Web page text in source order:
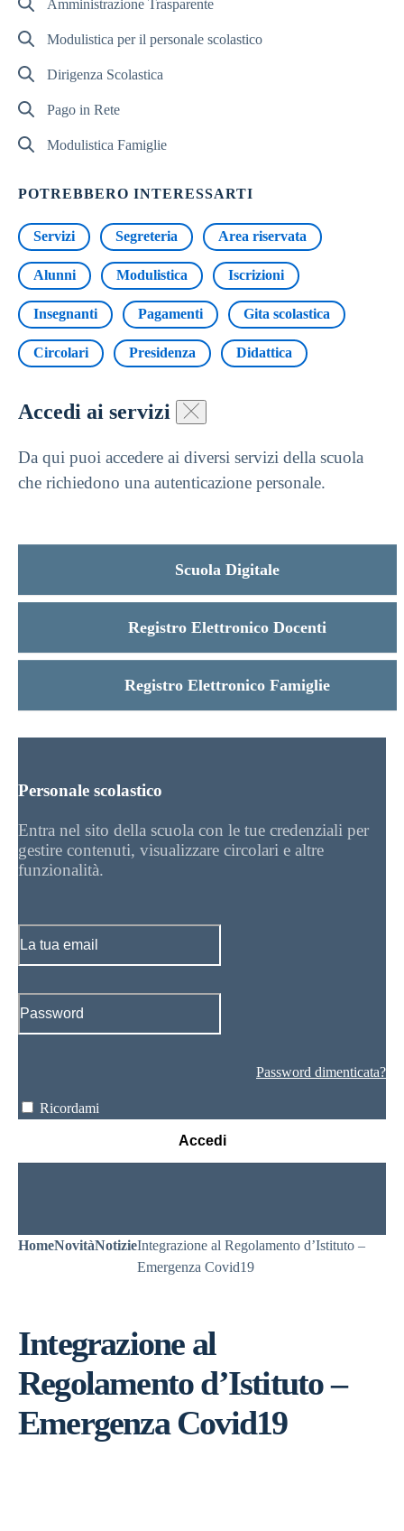
Amministrazione Trasparente
Modulistica per il personale scolastico
Dirigenza Scolastica
Pago in Rete
Modulistica Famiglie
POTREBBERO INTERESSARTI
Servizi Segreteria Area riservata
Alunni Modulistica Iscrizioni
Insegnanti Pagamenti Gita scolastica
Circolari Presidenza Didattica
Accedi ai servizi
Da qui puoi accedere ai diversi servizi della scuola
che richiedono una autenticazione personale.
Scuola Digitale
Registro Elettronico Docenti
Registro Elettronico Famiglie
Personale scolastico
Entra nel sito della scuola con le tue credenziali per
gestire contenuti, visualizzare circolari e altre
funzionalità.
Password dimenticata?
Ricordami
Accedi
HomeNovitàNotizieIntegrazione al Regolamento d’Istituto –
Emergenza Covid19
Integrazione al
Regolamento d’Istituto –
Emergenza Covid19